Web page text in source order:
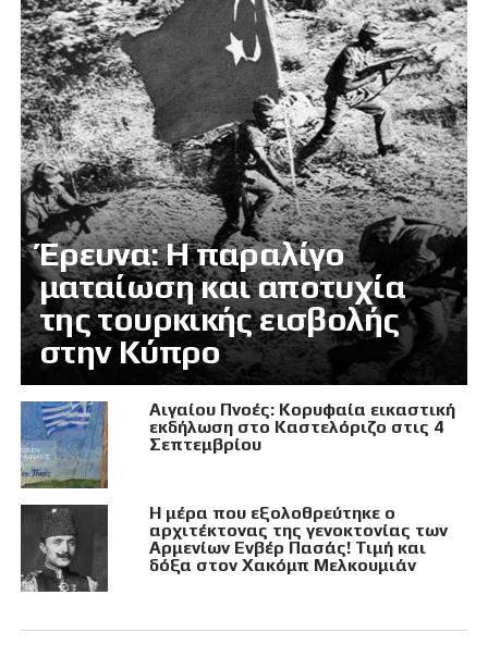
Έρευνα: Η παραλίγο
ματαίωση και αποτυχία
της τουρκικής εισβολής
στην Κύπρο
Αιγαίου Πνοές: Κορυφαία εικαστική
εκδήλωση στο Καστελόριζο στις 4
Σεπτεμβρίου
Η μέρα που εξολοθρεύτηκε ο
αρχιτέκτονας της γενοκτονίας των
Αρμενίων Ενβέρ Πασάς! Τιμή και
δόξα στον Χακόμπ Μελκουμιάν